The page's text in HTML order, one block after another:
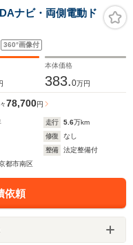
ナビ・両側電動ド
360°画像付
本体価格
383.0万円
78,700円
走行 5.6万km
修復
なし
整備
法定整備付
都市南区
依頼